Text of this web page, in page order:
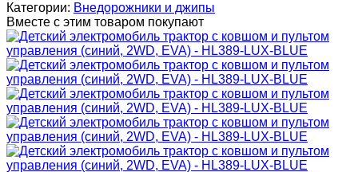
Категории: Внедорожники и джипы
Вместе с этим товаром покупают